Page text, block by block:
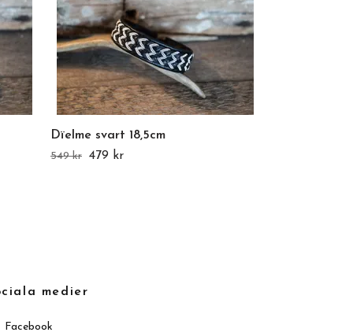
Dïelme svart 18,5cm
549 kr 479 kr
medier
Facebook